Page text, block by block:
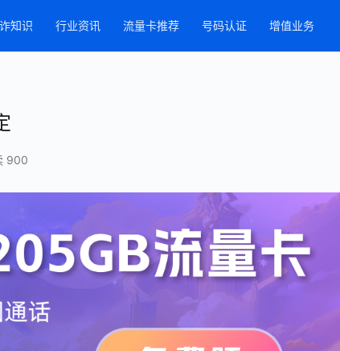
知识 行业资讯 流量卡推荐 号码认证 增值业务
900